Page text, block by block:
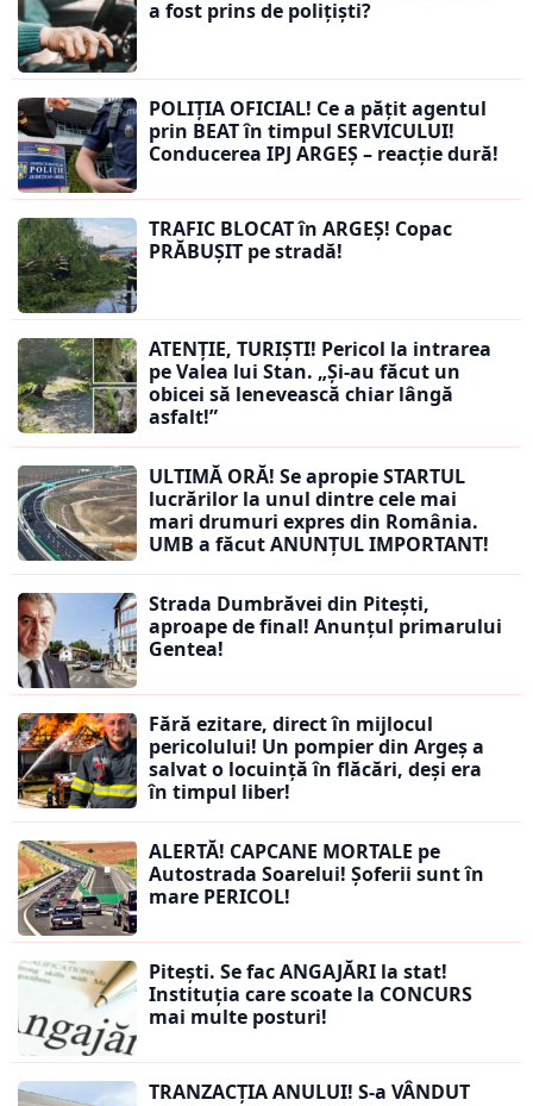
a fost prins de polițiști?
POLIȚIA OFICIAL! Ce a pățit agentul
prin BEAT în timpul SERVICULUI!
Conducerea IPJ ARGEȘ – reacție dură!
TRAFIC BLOCAT în ARGEȘ! Copac
PRĂBUȘIT pe stradă!
ATENȚIE, TURIȘTI! Pericol la intrarea
pe Valea lui Stan. „Și-au făcut un
obicei să lenevească chiar lângă
asfalt!”
ULTIMĂ ORĂ! Se apropie STARTUL
lucrărilor la unul dintre cele mai
mari drumuri expres din România.
UMB a făcut ANUNȚUL IMPORTANT!
Strada Dumbrăvei din Pitești,
aproape de final! Anunțul primarului
Gentea!
Fără ezitare, direct în mijlocul
pericolului! Un pompier din Argeș a
salvat o locuință în flăcări, deși era
în timpul liber!
ALERTĂ! CAPCANE MORTALE pe
Autostrada Soarelui! Șoferii sunt în
mare PERICOL!
Pitești. Se fac ANGAJĂRI la stat!
Instituția care scoate la CONCURS
mai multe posturi!
TRANZACȚIA ANULUI! S-a VÂNDUT